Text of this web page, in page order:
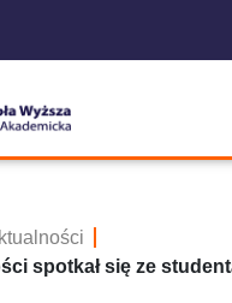
spotkał się ze